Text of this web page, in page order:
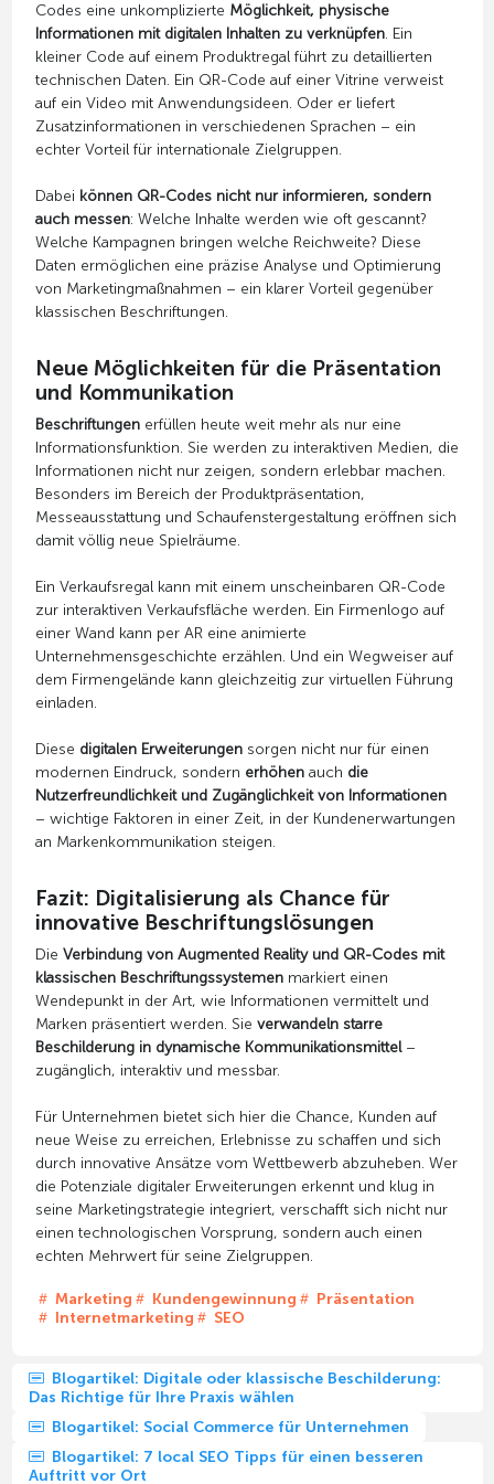
Codes eine unkomplizierte Möglichkeit, physische
Informationen mit digitalen Inhalten zu verknüpfen. Ein
kleiner Code auf einem Produktregal führt zu detaillierten
technischen Daten. Ein QR-Code auf einer Vitrine verweist
auf ein Video mit Anwendungsideen. Oder er liefert
Zusatzinformationen in verschiedenen Sprachen – ein
echter Vorteil für internationale Zielgruppen.
Dabei können QR-Codes nicht nur informieren, sondern
auch messen: Welche Inhalte werden wie oft gescannt?
Welche Kampagnen bringen welche Reichweite? Diese
Daten ermöglichen eine präzise Analyse und Optimierung
von Marketingmaßnahmen – ein klarer Vorteil gegenüber
klassischen Beschriftungen.
Neue Möglichkeiten für die Präsentation
und Kommunikation
Beschriftungenerfüllen heute weit mehr als nur eine
Informationsfunktion. Sie werden zu interaktiven Medien, die
Informationen nicht nur zeigen, sondern erlebbar machen.
Besonders im Bereich der Produktpräsentation,
Messeausstattung und Schaufenstergestaltung eröffnen sich
damit völlig neue Spielräume.
Ein Verkaufsregal kann mit einem unscheinbaren QR-Code
zur interaktiven Verkaufsfläche werden. Ein Firmenlogo auf
einer Wand kann per AR eine animierte
Unternehmensgeschichte erzählen. Und ein Wegweiser auf
dem Firmengelände kann gleichzeitig zur virtuellen Führung
einladen.
Diese digitalen Erweiterungensorgen nicht nur für einen
modernen Eindruck, sondern erhöhenauch die
Nutzerfreundlichkeit und Zugänglichkeit von Informationen
– wichtige Faktoren in einer Zeit, in der Kundenerwartungen
an Markenkommunikation steigen.
Fazit: Digitalisierung als Chance für
innovative Beschriftungslösungen
Die Verbindung von Augmented Reality und QR-Codes mit
klassischen Beschriftungssystemenmarkiert einen
Wendepunkt in der Art, wie Informationen vermittelt und
Marken präsentiert werden. Sie verwandeln starre
Beschilderung in dynamische Kommunikationsmittel–
zugänglich, interaktiv und messbar.
Für Unternehmen bietet sich hier die Chance, Kunden auf
neue Weise zu erreichen, Erlebnisse zu schaffen und sich
durch innovative Ansätze vom Wettbewerb abzuheben. Wer
die Potenziale digitaler Erweiterungen erkennt und klug in
seine Marketingstrategie integriert, verschafft sich nicht nur
einen technologischen Vorsprung, sondern auch einen
echten Mehrwert für seine Zielgruppen.
Marketing Kundengewinnung
Präsentation
Internetmarketing
SEO
Blogartikel: Digitale oder klassische Beschilderung:
Das Richtige für Ihre Praxis wählen
Blogartikel: Social Commerce für Unternehmen
Blogartikel: 7 local SEO Tipps für einen besseren
Auftritt vor Ort